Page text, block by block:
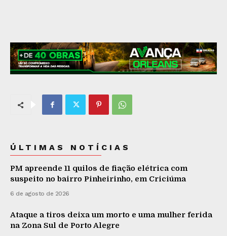
ÚLTIMAS NOTÍCIAS
PM apreende 11 quilos de fiação elétrica com
suspeito no bairro Pinheirinho, em Criciúma
6 de agosto de 2026
Ataque a tiros deixa um morto e uma mulher ferida
na Zona Sul de Porto Alegre